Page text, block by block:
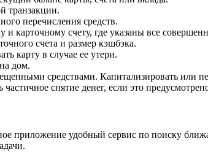
транзакции.
перечисления средств.
карточному счету, где указаны все
счета и размер кэшбэка.
карту в случае ее утери.
дом.
средствами. Капитализировать или
снятие денег, если это
приложение удобный сервис по поиску